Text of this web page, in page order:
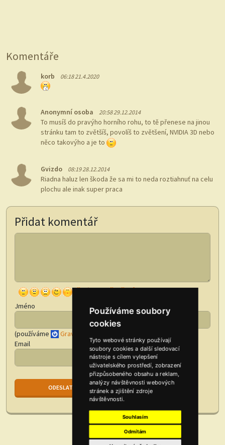
Používáme soubory
cookies
Tyto webové stránky používají
soubory cookies a další sledovací
nástroje s cílem vylepšení
uživatelského prostředí, zobrazení
přizpůsobeného obsahu a reklam,
analýzy návštěvnosti webových
stránek a zjištění zdroje
návštěvnosti.
Souhlasím
Odmítám
Komentáře
korb 06:18 21.4.2020
Anonymní osoba 20:58 29.12.2014
To musíš do pravýho horního rohu, to tě přenese na jinou
stránku tam to zvětšíš, povolíš to zvětšení, NVIDIA 3D nebo
něco takovýho a je to
Gvizdo 08:19 28.12.2014
Riadna haluz len škoda že sa mi to neda roztiahnuť na celu
plochu ale inak super praca
Přidat komentář
Jméno
(používáme Gravatar
Email